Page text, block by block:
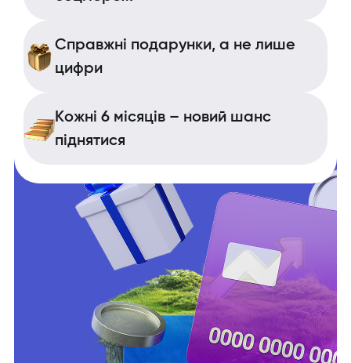
Справжні подарунки, а не лише
цифри
Кожні 6 місяців – новий шанс
піднятися